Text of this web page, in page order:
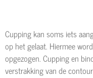
Cupping kan soms iets
op het gelaat. Hiermee
opgezogen. Cupping en
verstrakking van de